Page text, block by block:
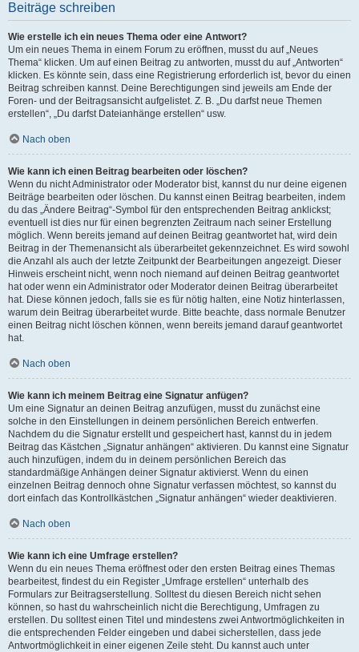
Beiträge schreiben
Wie erstelle ich ein neues Thema oder eine Antwort?
Um ein neues Thema in einem Forum zu eröffnen, musst du auf „Neues
Thema“ klicken. Um auf einen Beitrag zu antworten, musst du auf „Antworten“
klicken. Es könnte sein, dass eine Registrierung erforderlich ist, bevor du einen
Beitrag schreiben kannst. Deine Berechtigungen sind jeweils am Ende der
Foren- und der Beitragsansicht aufgelistet. Z. B. „Du darfst neue Themen
erstellen“, „Du darfst Dateianhänge erstellen“ usw.
Nach oben
Wie kann ich einen Beitrag bearbeiten oder löschen?
Wenn du nicht Administrator oder Moderator bist, kannst du nur deine eigenen
Beiträge bearbeiten oder löschen. Du kannst einen Beitrag bearbeiten, indem
du das „Ändere Beitrag“-Symbol für den entsprechenden Beitrag anklickst;
eventuell ist dies nur für einen begrenzten Zeitraum nach seiner Erstellung
möglich. Wenn bereits jemand auf deinen Beitrag geantwortet hat, wird dein
Beitrag in der Themenansicht als überarbeitet gekennzeichnet. Es wird sowohl
die Anzahl als auch der letzte Zeitpunkt der Bearbeitungen angezeigt. Dieser
Hinweis erscheint nicht, wenn noch niemand auf deinen Beitrag geantwortet
hat oder wenn ein Administrator oder Moderator deinen Beitrag überarbeitet
hat. Diese können jedoch, falls sie es für nötig halten, eine Notiz hinterlassen,
warum dein Beitrag überarbeitet wurde. Bitte beachte, dass normale Benutzer
einen Beitrag nicht löschen können, wenn bereits jemand darauf geantwortet
hat.
Nach oben
Wie kann ich meinem Beitrag eine Signatur anfügen?
Um eine Signatur an deinen Beitrag anzufügen, musst du zunächst eine
solche in den Einstellungen in deinem persönlichen Bereich entwerfen.
Nachdem du die Signatur erstellt und gespeichert hast, kannst du in jedem
Beitrag das Kästchen „Signatur anhängen“ aktivieren. Du kannst eine Signatur
auch hinzufügen, indem du in deinem persönlichen Bereich das
standardmäßige Anhängen deiner Signatur aktivierst. Wenn du einen
einzelnen Beitrag dennoch ohne Signatur verfassen möchtest, so kannst du
dort einfach das Kontrollkästchen „Signatur anhängen“ wieder deaktivieren.
Nach oben
Wie kann ich eine Umfrage erstellen?
Wenn du ein neues Thema eröffnest oder den ersten Beitrag eines Themas
bearbeitest, findest du ein Register „Umfrage erstellen“ unterhalb des
Formulars zur Beitragserstellung. Solltest du diesen Bereich nicht sehen
können, so hast du wahrscheinlich nicht die Berechtigung, Umfragen zu
erstellen. Du solltest einen Titel und mindestens zwei Antwortmöglichkeiten in
die entsprechenden Felder eingeben und dabei sicherstellen, dass jede
Antwortmöglichkeit in einer eigenen Zeile steht. Du kannst auch unter